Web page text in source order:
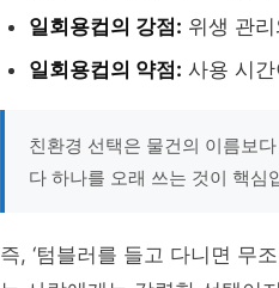
일회용컵의 강점: 위생 관
일회용컵의 약점: 사용 시
친환경 선택은 물건의 이름보
다 하나를 오래 쓰는 것이 핵심
즉, ‘텀블러를 들고 다니면 무